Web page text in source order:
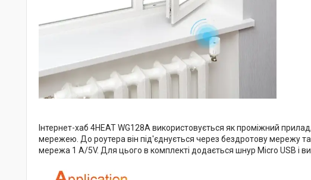
Інтернет-хаб 4HEAT WG128A використовується як проміжний
мережею. До роутера він під'єднується через бездротову мережу
мережа 1 А/5V. Для цього в комплекті додається шнур Micro USB і